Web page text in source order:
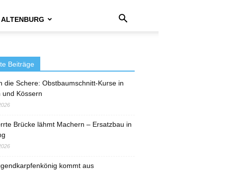
ALTENBURG
Beiträge
die Schere: Obstbaumschnitt-Kurse in
und Kössern
Brücke lähmt Machern – Ersatzbau in
kommt aus